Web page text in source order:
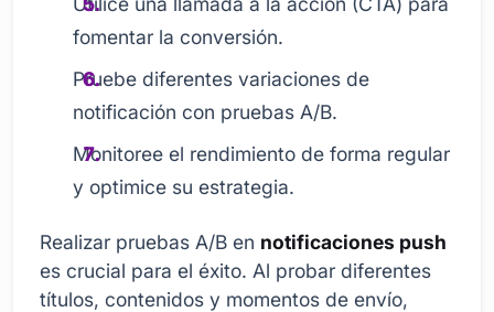
fomentar la conversión.
Pruebe diferentes variaciones de
notificación con pruebas A/B.
Monitoree el rendimiento de forma regular
y optimice su estrategia.
Realizar pruebas A/B en notificaciones push
es crucial para el éxito. Al probar diferentes
títulos, contenidos y momentos de envío,